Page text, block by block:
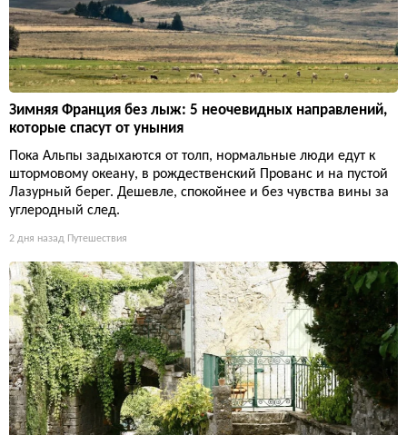
Зимняя Франция без лыж: 5 неочевидных направлений,
которые спасут от уныния
Пока Альпы задыхаются от толп, нормальные люди едут к
штормовому океану, в рождественский Прованс и на пустой
Лазурный берег. Дешевле, спокойнее и без чувства вины за
углеродный след.
2 дня назад Путешествия